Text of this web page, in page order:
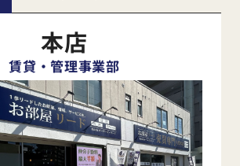
本店
賃貸・管理事業部